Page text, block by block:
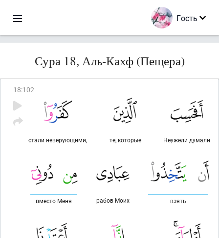
Гость
Сура 18, Аль-Кахф (Пещера)
18:102
Неужели думали
те, которые
стали неверующими,
взять
рабов Моих
вместо Меня